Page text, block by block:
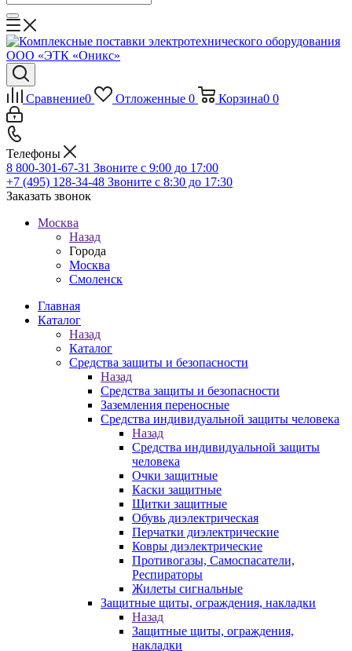
Сравнение0 Отложенные 0 Корзина0 0
Телефоны
8 800-301-67-31 Звоните с 9:00 до 17:00
+7 (495) 128-34-48 Звоните с 8:30 до 17:30
Заказать звонок
Москва
Назад
Города
Москва
Смоленск
Главная
Каталог
Назад
Каталог
Средства защиты и безопасности
Назад
Средства защиты и безопасности
Заземления переносные
Средства индивидуальной защиты человека
Назад
Средства индивидуальной защиты
человека
Очки защитные
Каски защитные
Щитки защитные
Обувь диэлектрическая
Перчатки диэлектрические
Ковры диэлектрические
Противогазы, Самоспасатели,
Респираторы
Жилеты сигнальные
Защитные щиты, ограждения, накладки
Назад
Защитные щиты, ограждения,
накладки